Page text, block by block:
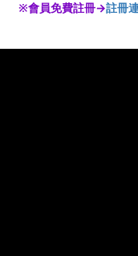
※會員免費註冊→註冊